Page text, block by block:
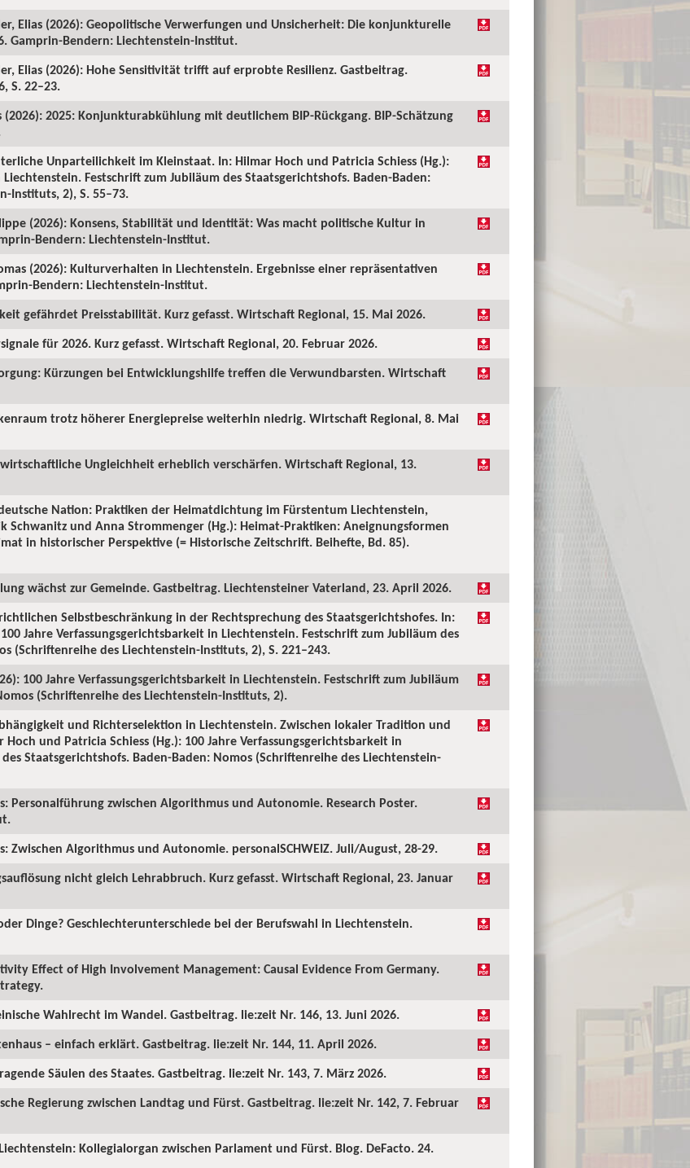
Elias (2026): Geopolitische Verwerfungen und Unsicherheit: Die konjunkturelle
Gamprin-Bendern: Liechtenstein-Institut.
Elias (2026): Hohe Sensitivität trifft auf erprobte Resilienz. Gastbeitrag.
S. 22–23.
2025: Konjunkturabkühlung mit deutlichem BIP-Rückgang. BIP-Schätzung
Unparteilichkeit im Kleinstaat. In: Hilmar Hoch und Patricia Schiess (Hg.):
Festschrift zum Jubiläum des Staatsgerichtshofs. Baden-Baden:
Instituts, 2), S. 55–73.
(2026): Konsens, Stabilität und Identität: Was macht politische Kultur in
Bendern: Liechtenstein-Institut.
(2026): Kulturverhalten in Liechtenstein. Ergebnisse einer repräsentativen
Bendern: Liechtenstein-Institut.
gefährdet Preisstabilität. Kurz gefasst. Wirtschaft Regional, 15. Mai 2026.
für 2026. Kurz gefasst. Wirtschaft Regional, 20. Februar 2026.
Kürzungen bei Entwicklungshilfe treffen die Verwundbarsten. Wirtschaft
trotz höherer Energiepreise weiterhin niedrig. Wirtschaft Regional, 8. Mai
Ungleichheit erheblich verschärfen. Wirtschaft Regional, 13.
Nation: Praktiken der Heimatdichtung im Fürstentum Liechtenstein,
Schwanitz und Anna Strommenger (Hg.): Heimat-Praktiken: Aneignungsformen
in historischer Perspektive (= Historische Zeitschrift. Beihefte, Bd. 85).
wächst zur Gemeinde. Gastbeitrag. Liechtensteiner Vaterland, 23. April 2026.
Selbstbeschränkung in der Rechtsprechung des Staatsgerichtshofes. In:
Jahre Verfassungsgerichtsbarkeit in Liechtenstein. Festschrift zum Jubiläum des
(Schriftenreihe des Liechtenstein-Instituts, 2), S. 221–243.
100 Jahre Verfassungsgerichtsbarkeit in Liechtenstein. Festschrift zum Jubiläum
(Schriftenreihe des Liechtenstein-Instituts, 2).
und Richterselektion in Liechtenstein. Zwischen lokaler Tradition und
und Patricia Schiess (Hg.): 100 Jahre Verfassungsgerichtsbarkeit in
Staatsgerichtshofs. Baden-Baden: Nomos (Schriftenreihe des Liechtenstein-
Personalführung zwischen Algorithmus und Autonomie. Research Poster.
Zwischen Algorithmus und Autonomie. personalSCHWEIZ. Juli/August, 28-29.
nicht gleich Lehrabbruch. Kurz gefasst. Wirtschaft Regional, 23. Januar
Dinge? Geschlechterunterschiede bei der Berufswahl in Liechtenstein.
Effect of High Involvement Management: Causal Evidence From Germany.
Wahlrecht im Wandel. Gastbeitrag. lie:zeit Nr. 146, 13. Juni 2026.
– einfach erklärt. Gastbeitrag. lie:zeit Nr. 144, 11. April 2026.
Säulen des Staates. Gastbeitrag. lie:zeit Nr. 143, 7. März 2026.
Regierung zwischen Landtag und Fürst. Gastbeitrag. lie:zeit Nr. 142, 7. Februar
Kollegialorgan zwischen Parlament und Fürst. Blog. DeFacto. 24.